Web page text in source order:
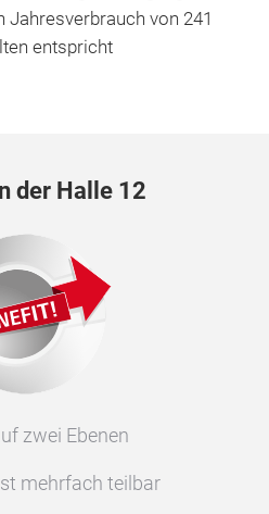
von 241
entspricht
der Halle 12
zwei Ebenen
mehrfach teilbar